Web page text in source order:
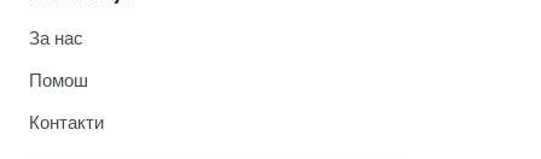
За нас
Помош
Контакти